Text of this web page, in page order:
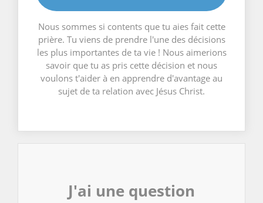
Nous sommes si contents que tu aies fait cette
prière. Tu viens de prendre l'une des décisions
les plus importantes de ta vie ! Nous aimerions
savoir que tu as pris cette décision et nous
voulons t'aider à en apprendre d'avantage au
sujet de ta relation avec Jésus Christ.
J'ai une question